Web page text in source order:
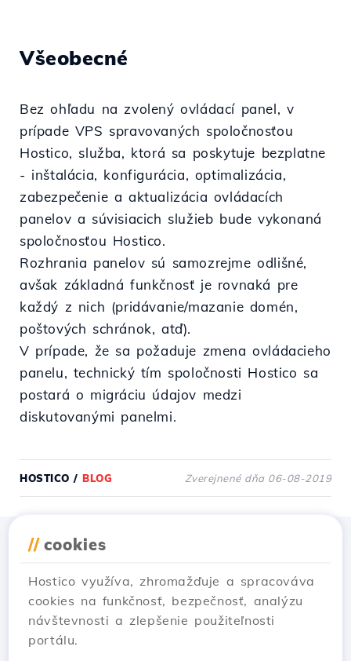
Všeobecné
Bez ohľadu na zvolený ovládací panel, v
prípade VPS spravovaných spoločnosťou
Hostico, služba, ktorá sa poskytuje bezplatne
- inštalácia, konfigurácia, optimalizácia,
zabezpečenie a aktualizácia ovládacích
panelov a súvisiacich služieb bude vykonaná
spoločnosťou Hostico.
Rozhrania panelov sú samozrejme odlišné,
avšak základná funkčnosť je rovnaká pre
každý z nich (pridávanie/mazanie domén,
poštových schránok, atď).
V prípade, že sa požaduje zmena ovládacieho
panelu, technický tím spoločnosti Hostico sa
postará o migráciu údajov medzi
diskutovanými panelmi.
HOSTICO / BLOG Zverejnené dňa 06-08-2019
// cookies
Hostico využíva, zhromažďuje a spracováva
cookies na funkčnosť, bezpečnosť, analýzu
návštevnosti a zlepšenie použiteľnosti
portálu.
Stiahnuť aplikáciu